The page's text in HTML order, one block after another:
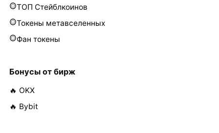
ТОП Стейблкоинов
Токены метавселенных
Фан токены
Бонусы от бирж
🔥 OKX
🔥 Bybit